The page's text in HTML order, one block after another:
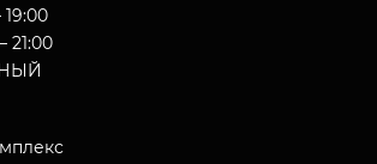
21:00